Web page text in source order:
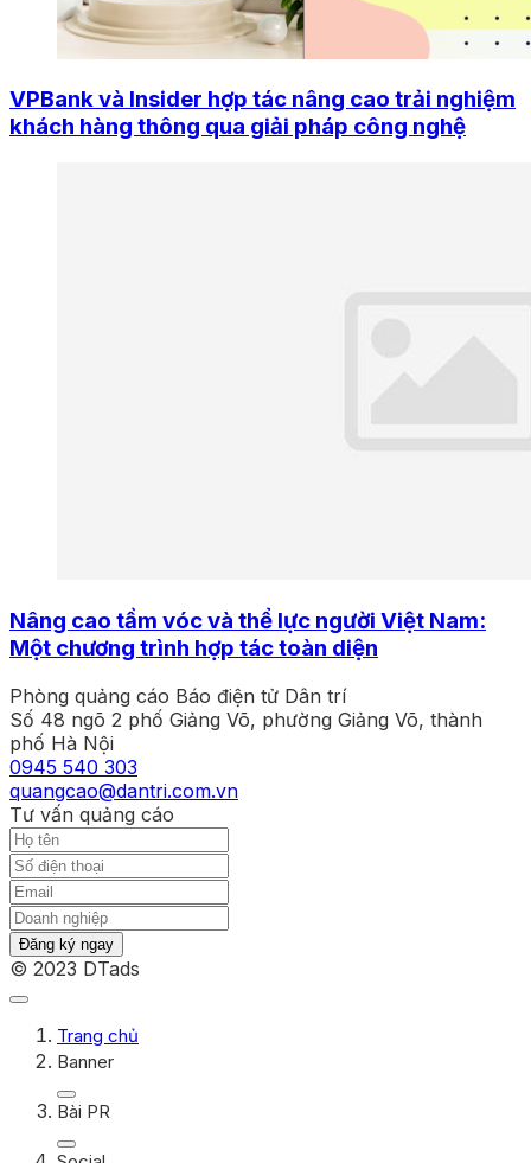
VPBank và Insider hợp tác nâng cao trải nghiệm
khách hàng thông qua giải pháp công nghệ
Nâng cao tầm vóc và thể lực người Việt Nam:
Một chương trình hợp tác toàn diện
Phòng quảng cáo Báo điện tử Dân trí
Số 48 ngõ 2 phố Giảng Võ, phường Giảng Võ, thành
phố Hà Nội
0945 540 303
quangcao@dantri.com.vn
Tư vấn quảng cáo
Đăng ký ngay
© 2023 DTads
Trang chủ
Banner
Bài PR